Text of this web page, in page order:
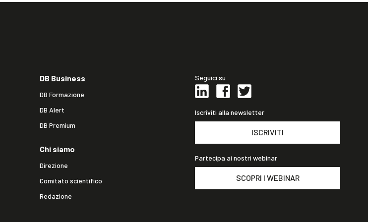
DB Business
DB Formazione
DB Alert
DB Premium
Chi siamo
Direzione
Comitato scientifico
Redazione
Seguici su
Iscriviti alla newsletter
ISCRIVITI
Partecipa ai nostri webinar
SCOPRI I WEBINAR